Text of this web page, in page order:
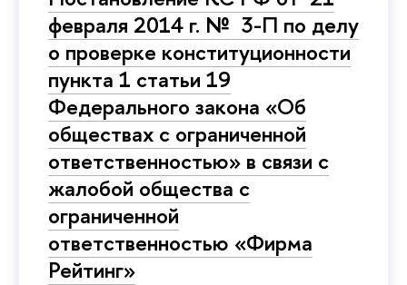
февраля 2014 г. № 3-П по делу
о проверке конституционности
пункта 1 статьи 19
Федерального закона «Об
обществах с ограниченной
ответственностью» в связи с
жалобой общества с
ограниченной
ответственностью «Фирма
Рейтинг»